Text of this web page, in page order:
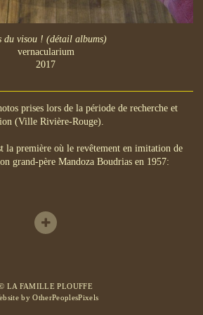
du visou ! (détail albums)
vernacularium
2017
prises lors de la période de recherche et
(Ville Rivière-Rouge).
la première où le revêtement en imitation de
grand-père Mandoza Boudrias en 1957:
LA FAMILLE PLOUFFE
by OtherPeoplesPixels